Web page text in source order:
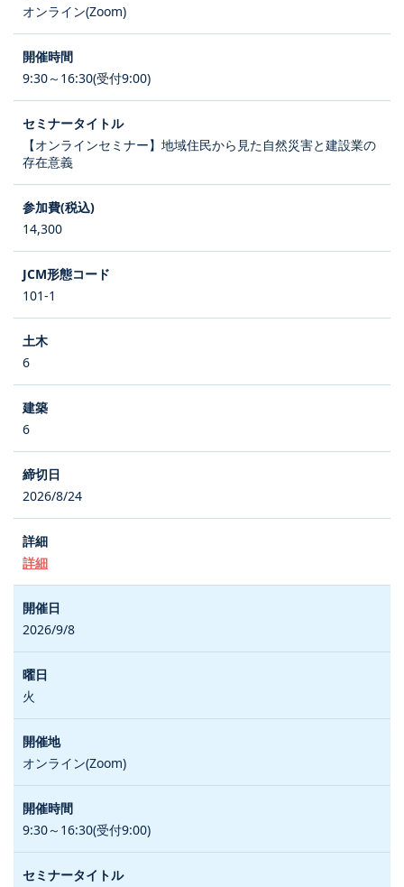
オンライン(Zoom)
9:30～16:30(受付9:00)
【オンラインセミナー】地域住民から見た自然災害と建設業の
存在意義
14,300
101-1
6
6
2026/8/24
詳細
2026/9/8
火
オンライン(Zoom)
9:30～16:30(受付9:00)